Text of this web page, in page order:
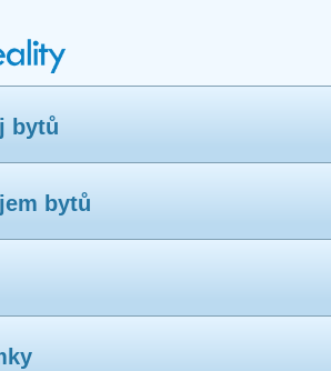
bytů
bytů